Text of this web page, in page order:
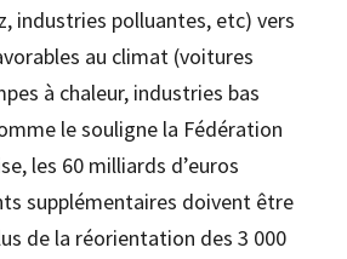
industries polluantes, etc) vers
au climat (voitures
à chaleur, industries bas
le souligne la Fédération
les 60 milliards d’euros
supplémentaires doivent être
de la réorientation des 3 000